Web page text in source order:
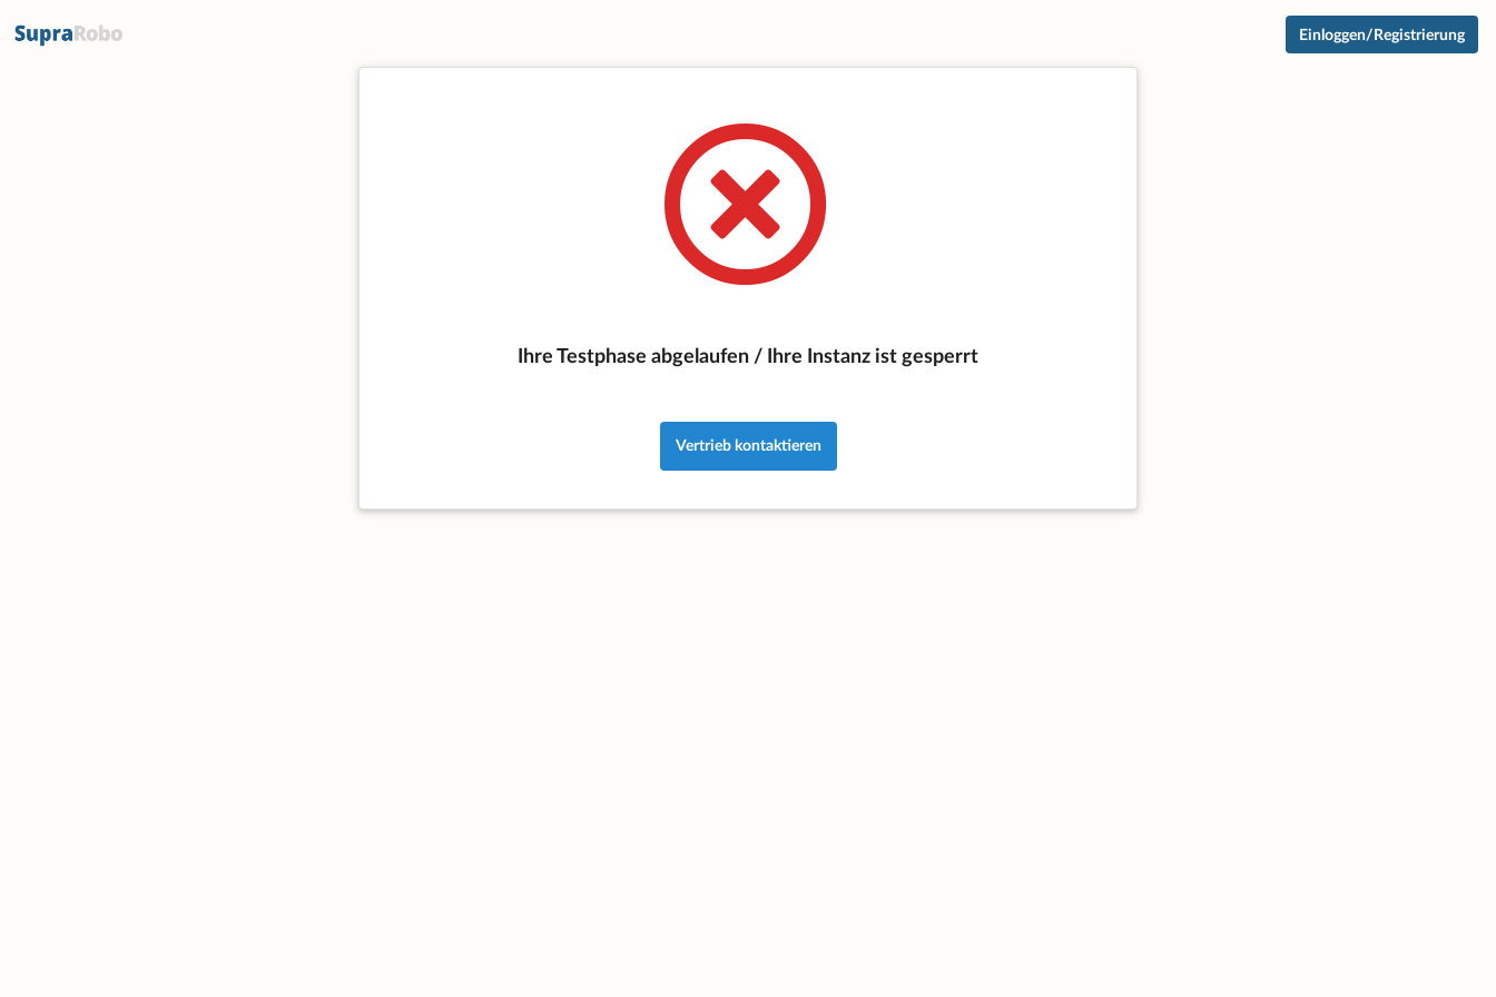
Einloggen/Registrierung
Ihre Testphase abgelaufen / Ihre Instanz ist gesperrt
Vertrieb kontaktieren